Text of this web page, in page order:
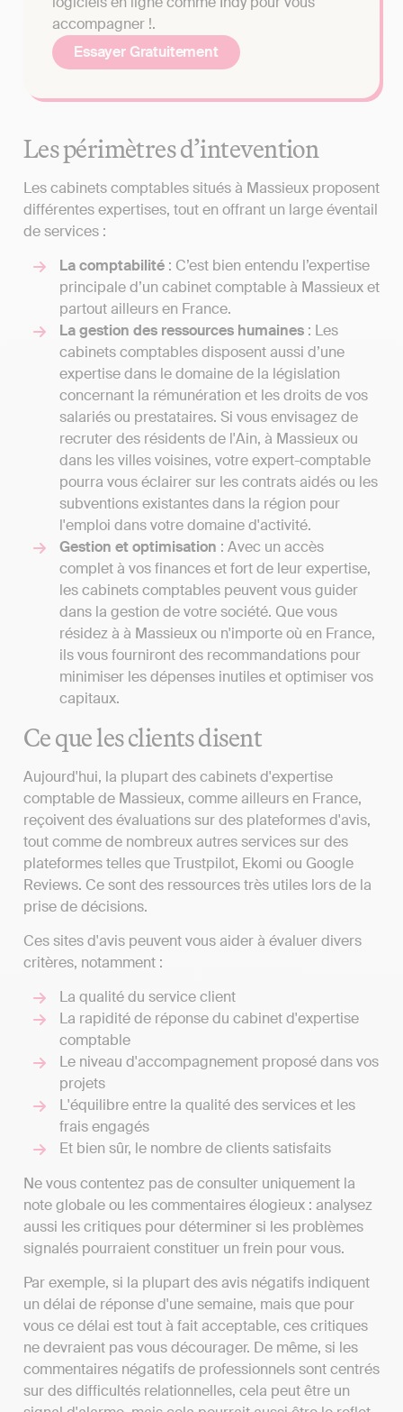
accompagner !.
Essayer Gratuitement
Les périmètres d’intevention
Les cabinets comptables situés à Massieux proposent
différentes expertises, tout en offrant un large éventail
de services :
La comptabilité : C’est bien entendu l’expertise
principale d’un cabinet comptable à Massieux et
partout ailleurs en France.
La gestion des ressources humaines : Les
cabinets comptables disposent aussi d’une
expertise dans le domaine de la législation
concernant la rémunération et les droits de vos
salariés ou prestataires. Si vous envisagez de
recruter des résidents de l'Ain, à Massieux ou
dans les villes voisines, votre expert-comptable
pourra vous éclairer sur les contrats aidés ou les
subventions existantes dans la région pour
l'emploi dans votre domaine d'activité.
Gestion et optimisation : Avec un accès
complet à vos finances et fort de leur expertise,
les cabinets comptables peuvent vous guider
dans la gestion de votre société. Que vous
résidez à à Massieux ou n'importe où en France,
ils vous fourniront des recommandations pour
minimiser les dépenses inutiles et optimiser vos
capitaux.
Ce que les clients disent
Aujourd'hui, la plupart des cabinets d'expertise
comptable de Massieux, comme ailleurs en France,
reçoivent des évaluations sur des plateformes d'avis,
tout comme de nombreux autres services sur des
plateformes telles que Trustpilot, Ekomi ou Google
Reviews. Ce sont des ressources très utiles lors de la
prise de décisions.
Ces sites d'avis peuvent vous aider à évaluer divers
critères, notamment :
La qualité du service client
La rapidité de réponse du cabinet d'expertise
comptable
Le niveau d'accompagnement proposé dans vos
projets
L'équilibre entre la qualité des services et les
frais engagés
Et bien sûr, le nombre de clients satisfaits
Ne vous contentez pas de consulter uniquement la
note globale ou les commentaires élogieux : analysez
aussi les critiques pour déterminer si les problèmes
signalés pourraient constituer un frein pour vous.
Par exemple, si la plupart des avis négatifs indiquent
un délai de réponse d'une semaine, mais que pour
vous ce délai est tout à fait acceptable, ces critiques
ne devraient pas vous décourager. De même, si les
commentaires négatifs de professionnels sont centrés
sur des difficultés relationnelles, cela peut être un